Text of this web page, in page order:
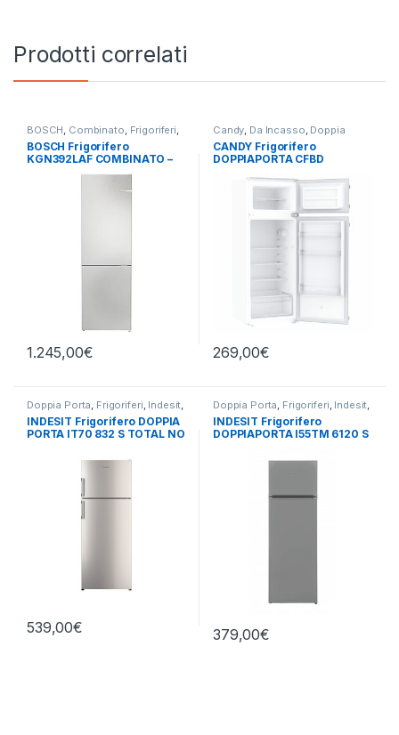
Prodotti correlati
BOSCH, Combinato, Frigoriferi,
Libera Installazione
BOSCH Frigorifero
KGN392LAF COMBINATO –
1.245,00€
Candy, Da Incasso, Doppia
Porta,Frigoriferi
CANDY Frigorifero
DOPPIAPORTA CFBD
269,00€
Doppia Porta, Frigoriferi, Indesit,
Libera Installazione
INDESIT Frigorifero DOPPIA
PORTA IT70 832 S TOTAL NO
539,00€
Doppia Porta, Frigoriferi, Indesit,
Libera Installazione
INDESIT Frigorifero
DOPPIAPORTA I55TM 6120 S
379,00€